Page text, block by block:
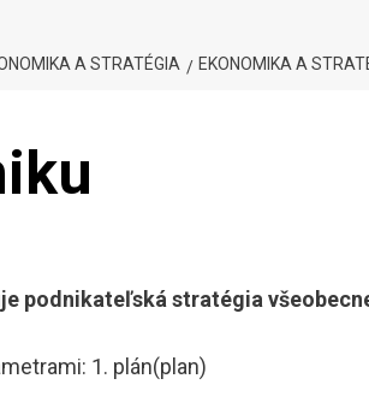
A STRATÉGIA EKONOMIKA A
podnikateľská stratégia
1. plán(plan)